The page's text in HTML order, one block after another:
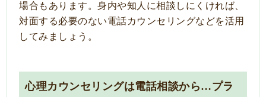
場合もあります。身内や知人に相談しにくければ、
対面する必要のない電話カウンセリングなどを活用
してみましょう。
心理カウンセリングは電話相談から…プラ